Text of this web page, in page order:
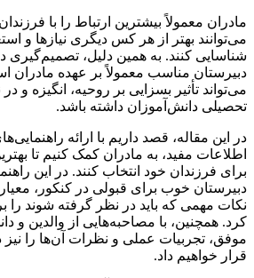
مادران معمولاً بیشترین ارتباط را با
می‌توانند بهتر از هر کس دیگری نیازها و
شناسایی کنند. به همین دلیل، تصمیم‌گیری
دبیرستان مناسب معمولاً بر عهده مادران
می‌تواند تأثیر بسزایی بر روحیه، انگیزه و
تحصیلی دانش‌آموزان داشته باشد.
در این مقاله، قصد داریم با ارائه
اطلاعات مفید، به مادران کمک کنیم تا
برای فرزندان خود انتخاب کنند. در این
دبیرستان خوب برای قبولی در کنکور،
نکات مهمی که باید در نظر گرفته شوند را
کرد. همچنین، با مصاحبه‌هایی از والدین و
موفق، تجربیات عملی و نظرات آن‌ها را نیز
قرار خواهیم داد.